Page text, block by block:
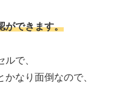
ができます。
で、
なり面倒なので、